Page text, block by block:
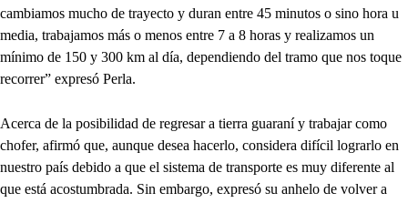
cambiamos mucho de trayecto y duran entre 45 minutos o sino hora u
media, trabajamos más o menos entre 7 a 8 horas y realizamos un
mínimo de 150 y 300 km al día, dependiendo del tramo que nos toque
recorrer” expresó Perla.
Acerca de la posibilidad de regresar a tierra guaraní y trabajar como
chofer, afirmó que, aunque desea hacerlo, considera difícil lograrlo en
nuestro país debido a que el sistema de transporte es muy diferente al
que está acostumbrada. Sin embargo, expresó su anhelo de volver a